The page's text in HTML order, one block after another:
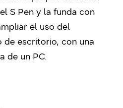
S Pen y la funda con
el uso del
escritorio, con una
de un PC.